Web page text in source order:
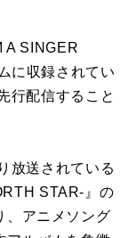
A SINGER
に収録されてい
行配信すること
放送されている
STAR-』の
、アニメソング